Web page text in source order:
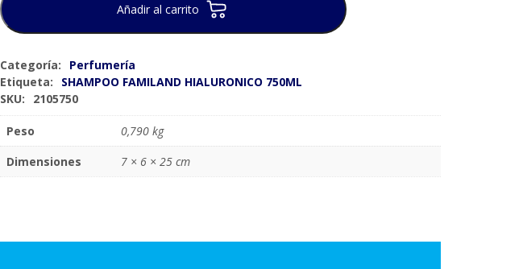
Añadir al carrito
Categoría:
Perfumería
Etiqueta:
SHAMPOO FAMILAND HIALURONICO 750ML
SKU:
2105750
Peso
0,790 kg
Dimensiones
7 × 6 × 25 cm